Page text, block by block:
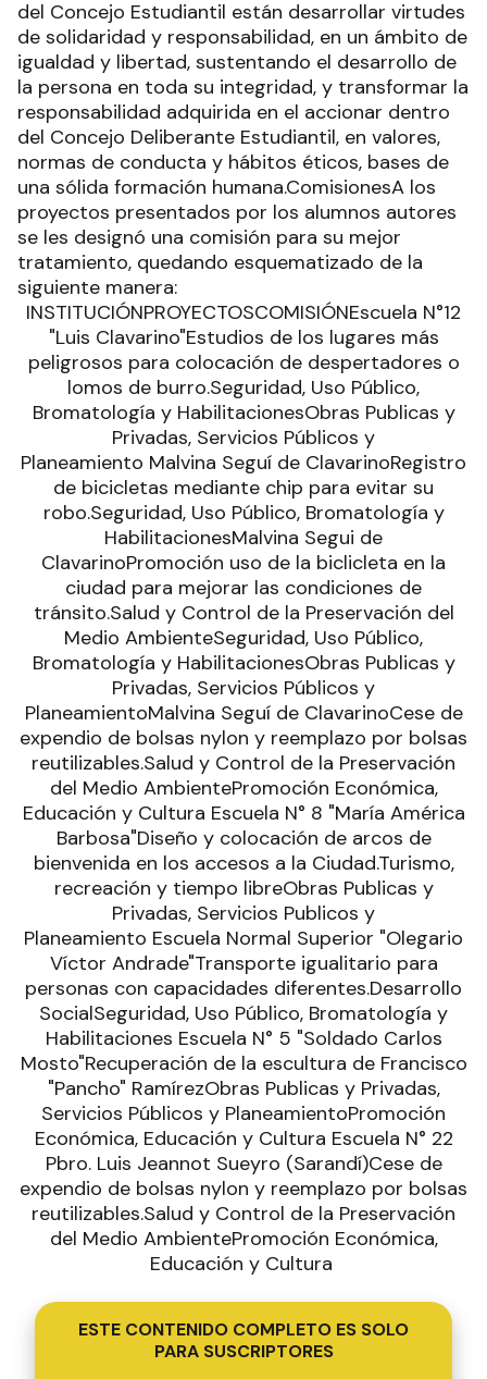
del Concejo Estudiantil están desarrollar virtudes
de solidaridad y responsabilidad, en un ámbito de
igualdad y libertad, sustentando el desarrollo de
la persona en toda su integridad, y transformar la
responsabilidad adquirida en el accionar dentro
del Concejo Deliberante Estudiantil, en valores,
normas de conducta y hábitos éticos, bases de
una sólida formación humana.ComisionesA los
proyectos presentados por los alumnos autores
se les designó una comisión para su mejor
tratamiento, quedando esquematizado de la
siguiente manera:
INSTITUCIÓNPROYECTOSCOMISIÓNEscuela N°12
"Luis Clavarino"Estudios de los lugares más
peligrosos para colocación de despertadores o
lomos de burro.Seguridad, Uso Público,
Bromatología y HabilitacionesObras Publicas y
Privadas, Servicios Públicos y
Planeamiento Malvina Seguí de ClavarinoRegistro
de bicicletas mediante chip para evitar su
robo.Seguridad, Uso Público, Bromatología y
HabilitacionesMalvina Segui de
ClavarinoPromoción uso de la biclicleta en la
ciudad para mejorar las condiciones de
tránsito.Salud y Control de la Preservación del
Medio AmbienteSeguridad, Uso Público,
Bromatología y HabilitacionesObras Publicas y
Privadas, Servicios Públicos y
PlaneamientoMalvina Seguí de ClavarinoCese de
expendio de bolsas nylon y reemplazo por bolsas
reutilizables.Salud y Control de la Preservación
del Medio AmbientePromoción Económica,
Educación y Cultura Escuela N° 8 "María América
Barbosa"Diseño y colocación de arcos de
bienvenida en los accesos a la Ciudad.Turismo,
recreación y tiempo libreObras Publicas y
Privadas, Servicios Publicos y
Planeamiento Escuela Normal Superior "Olegario
Víctor Andrade"Transporte igualitario para
personas con capacidades diferentes.Desarrollo
SocialSeguridad, Uso Público, Bromatología y
Habilitaciones Escuela N° 5 "Soldado Carlos
Mosto"Recuperación de la escultura de Francisco
"Pancho" RamírezObras Publicas y Privadas,
Servicios Públicos y PlaneamientoPromoción
Económica, Educación y Cultura Escuela N° 22
Pbro. Luis Jeannot Sueyro (Sarandí)Cese de
expendio de bolsas nylon y reemplazo por bolsas
reutilizables.Salud y Control de la Preservación
del Medio AmbientePromoción Económica,
Educación y Cultura
ESTE CONTENIDO COMPLETO ES SOLO
PARA SUSCRIPTORES